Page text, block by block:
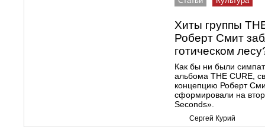
Хиты группы
Роберт Смит
готическом
Как бы ни были
альбома THE CURE,
концепцию Роберт
сформировали на
Seconds».
Сергей Курий